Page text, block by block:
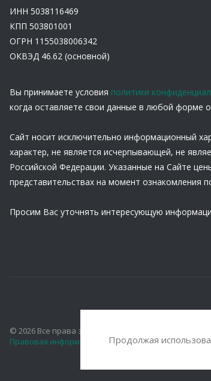
ИНН 5038116469
КПП 503801001
ОГРН 1155038006342
ОКВЭД 46.62 (основной)
Вы принимаете условия политики
когда оставляете свои данные в любой форме
Сайт носит исключительно информационный
характер, не является исчерпывающей, не
Российской Федерации. Указанные на Сайте
представительствах на момент ознакомления
Просим Вас уточнять интересующую
© 2026 Все права защищены.
Правовая информация
Продолжая